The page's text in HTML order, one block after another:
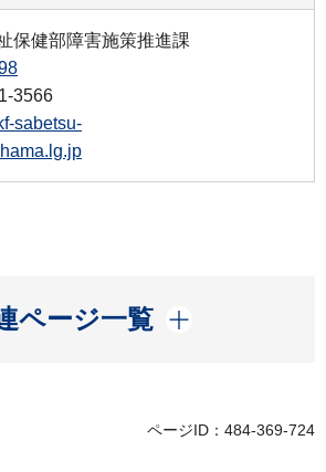
保健部障害施策推進課
3566
sabetsu-
ページ一覧
開く
ページID：484-369-724